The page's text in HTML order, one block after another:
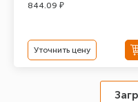
844.09 ₽
Уточнить цену